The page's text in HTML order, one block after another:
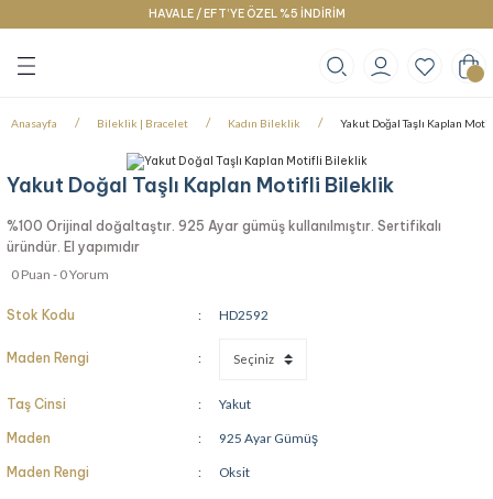
HAVALE / EFT’YE ÖZEL %5 İNDİRİM
Geri Dön
Geri Dön
Geri Dön
Anasayfa Bileklik | Bracelet Kadın Bileklik Yakut Doğal Taşlı Kaplan
Yakut Doğal Taşlı Kaplan Motifli Bileklik
%100 Orijinal doğaltaştır. 925 Ayar gümüş kullanılmıştır. Sertifikalı
üründür. El yapımıdır
0 Puan - 0 Yorum
Stok Kodu HD2592
Maden Rengi
Taş Cinsi Yakut
Maden 925 Ayar Gümüş
Maden Rengi Oksit